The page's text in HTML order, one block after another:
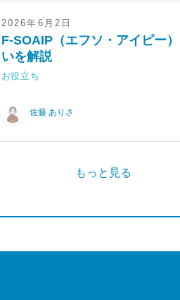
2026年6月2日
F-SOAIP（エフソ・アイピー
いを解説
お役立ち
佐藤 ありさ
もっと見る